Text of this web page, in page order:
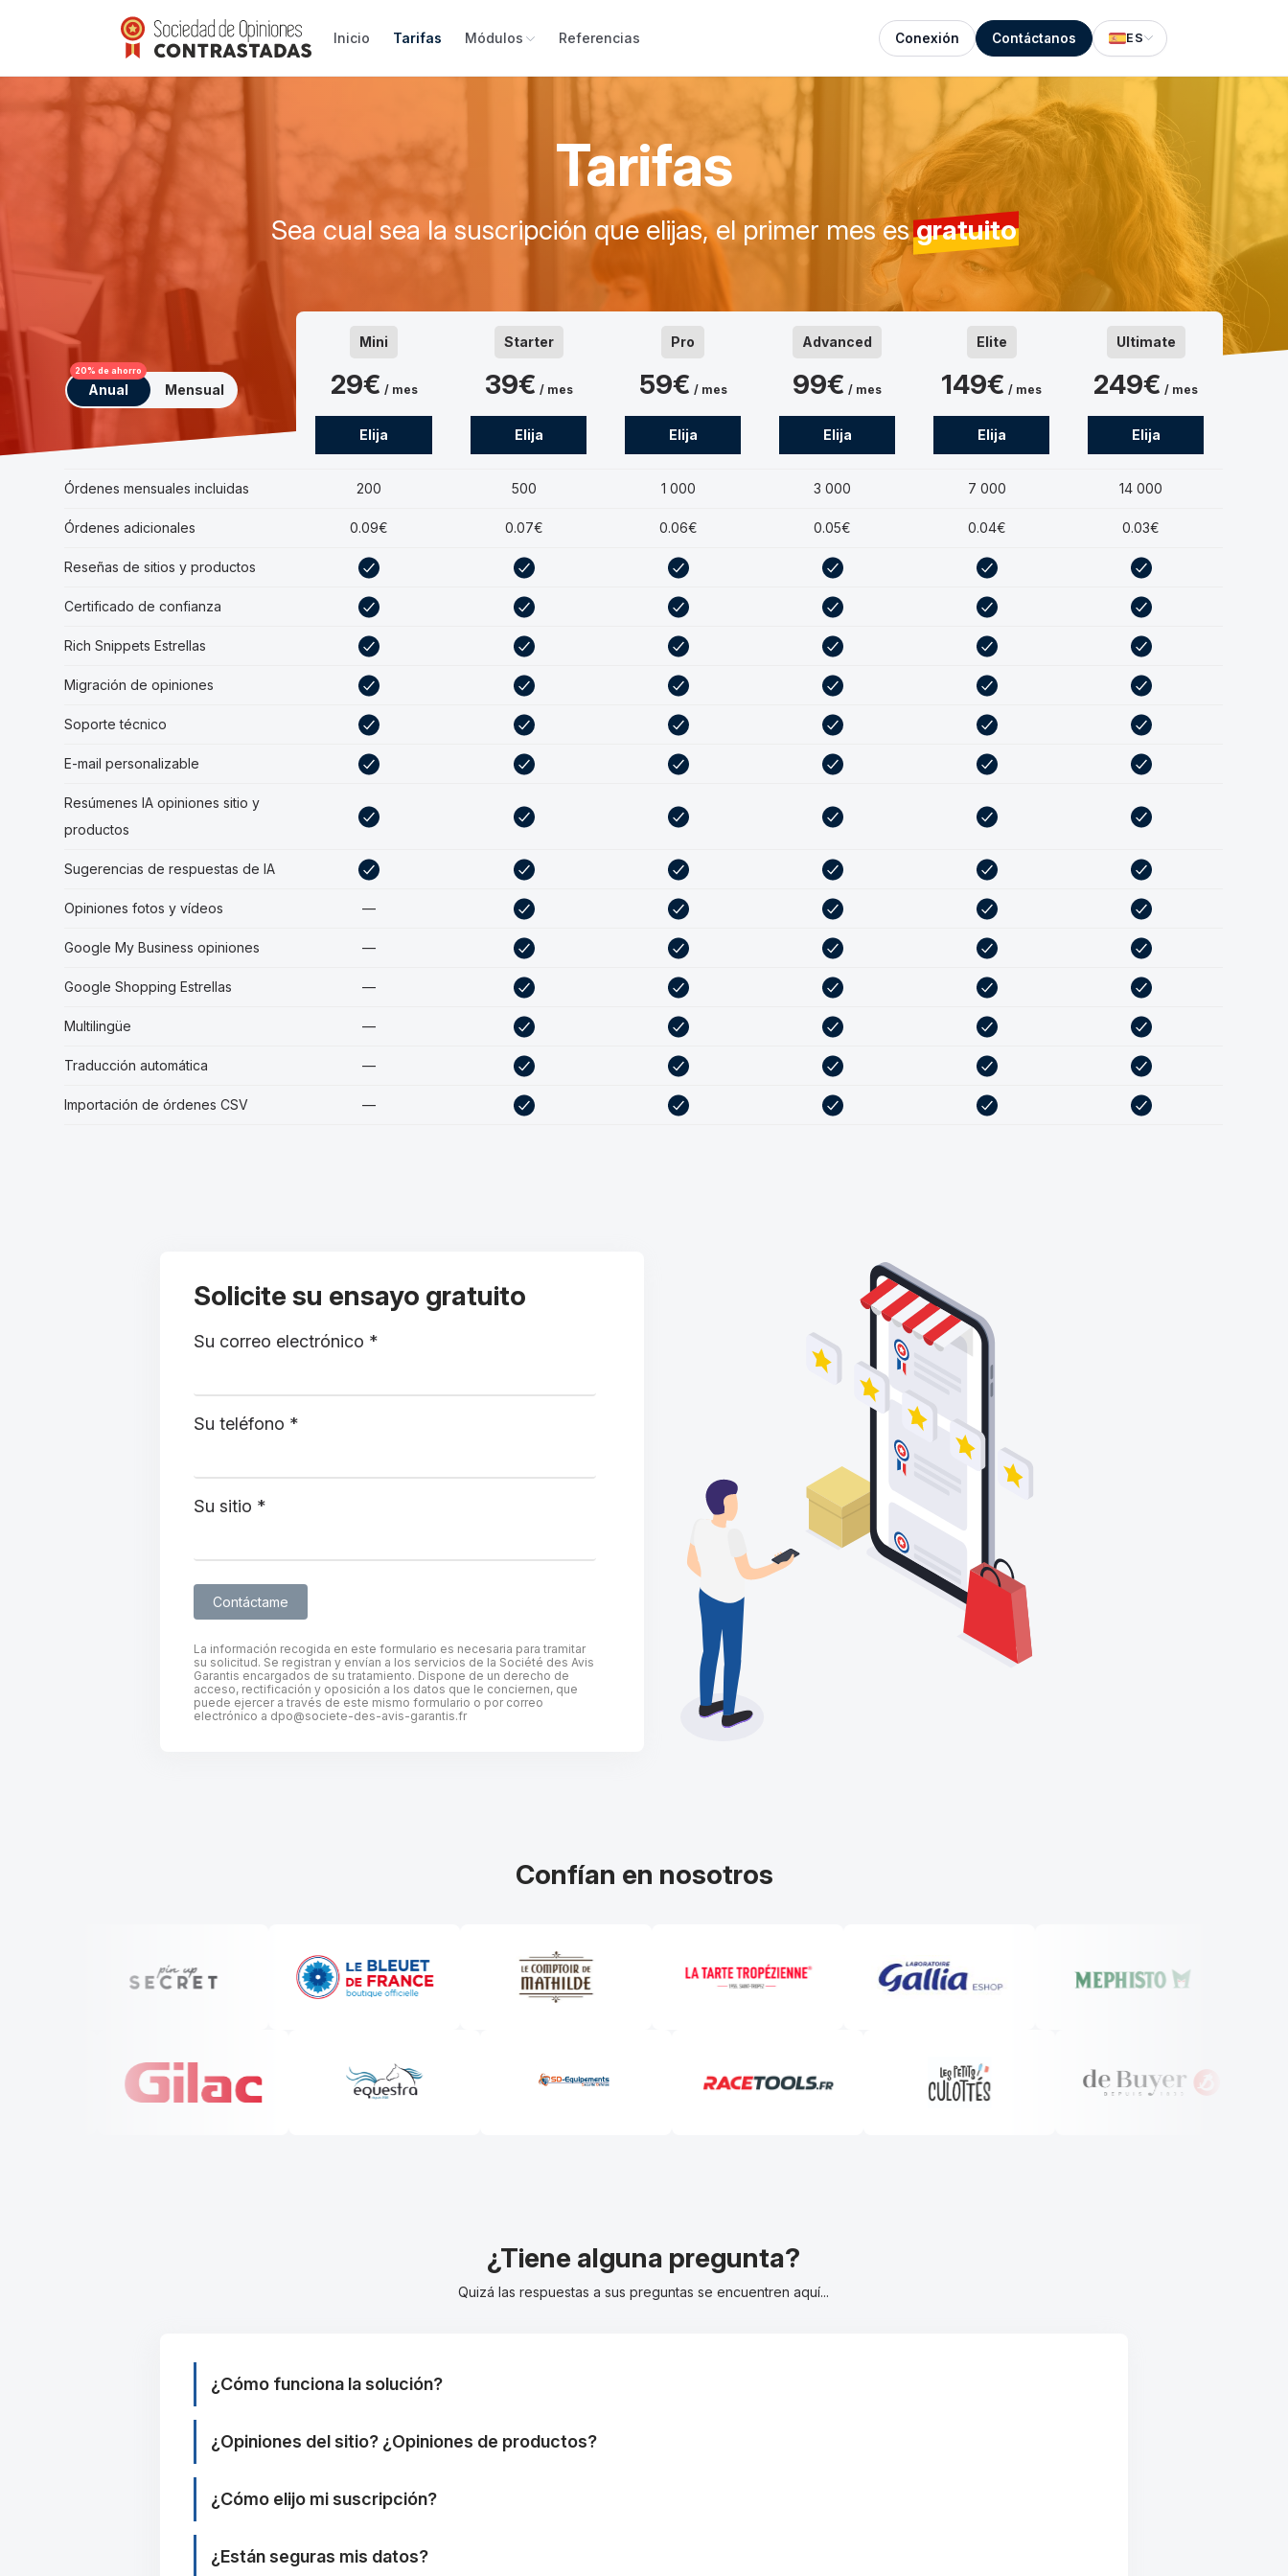
Inicio Tarifas Módulos Referencias Conexión Contáctanos ES
Tarifas
Sea cual sea la suscripción que elijas, el primer mes esgratuito
20% de ahorro
Anual Mensual
Mini
29€ / mes
Elija
Starter
39€ / mes
Elija
Pro
59€ / mes
Elija
Advanced
99€ / mes
Elija
Elite
149€ / mes
Elija
Ultimate
249€ / mes
Elija
Órdenes mensuales incluidas 200 500 1 000 3 000 7 000 14 000
Órdenes adicionales 0.09€ 0.07€ 0.06€ 0.05€ 0.04€ 0.03€
Reseñas de sitios y productos
Certificado de confianza
Rich Snippets Estrellas
Migración de opiniones
Soporte técnico
E-mail personalizable
Resúmenes IA opiniones sitio y
productos
Sugerencias de respuestas de IA
Opiniones fotos y vídeos —
Google My Business opiniones —
Google Shopping Estrellas —
Multilingüe —
Traducción automática —
Importación de órdenes CSV —
Solicite su ensayo gratuito
Su correo electrónico *
Su teléfono *
Su sitio *
La información recogida en este formulario es necesaria para tramitar
su solicitud. Se registran y envían a los servicios de la Société des Avis
Garantis encargados de su tratamiento. Dispone de un derecho de
acceso, rectificación y oposición a los datos que le conciernen, que
puede ejercer a través de este mismo formulario o por correo
electrónico a dpo@societe-des-avis-garantis.fr
Confían en nosotros
¿Tiene alguna pregunta?
Quizá las respuestas a sus preguntas se encuentren aquí...
¿Cómo funciona la solución?
¿Opiniones del sitio? ¿Opiniones de productos?
¿Cómo elijo mi suscripción?
¿Están seguras mis datos?